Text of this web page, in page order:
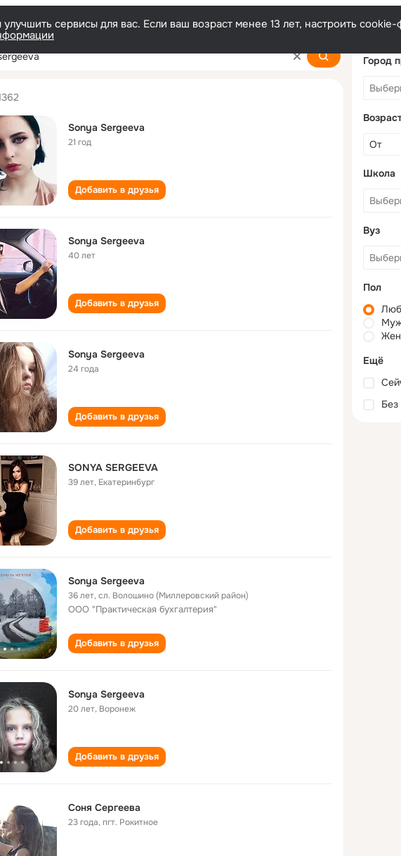
сервисы для вас. Если ваш возраст менее 13 лет, настроить
sergeeva
Sonya Sergeeva
21 год
Добавить в друзья
Sonya Sergeeva
40 лет
Добавить в друзья
Sonya Sergeeva
24 года
Добавить в друзья
SONYA SERGEEVA
39 лет, Екатеринбург
Добавить в друзья
Sonya Sergeeva
36 лет,сл. Волошино (Миллеровский район)
ООО "Практическая бухгалтерия"
Добавить в друзья
Sonya Sergeeva
20 лет, Воронеж
Добавить в друзья
Соня Сергеева
23 года,пгт. Рокитное
Город
Школа
Вуз
Пол
Ещё
Без